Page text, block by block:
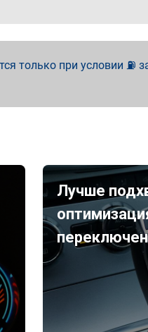
только при условии ⛽
Лучше